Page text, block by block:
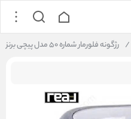
/ رژگونه فلورمار شماره ۵۰ مدل پیچی برنز Flormar Baked Blush-On 050 Peachy Bronze